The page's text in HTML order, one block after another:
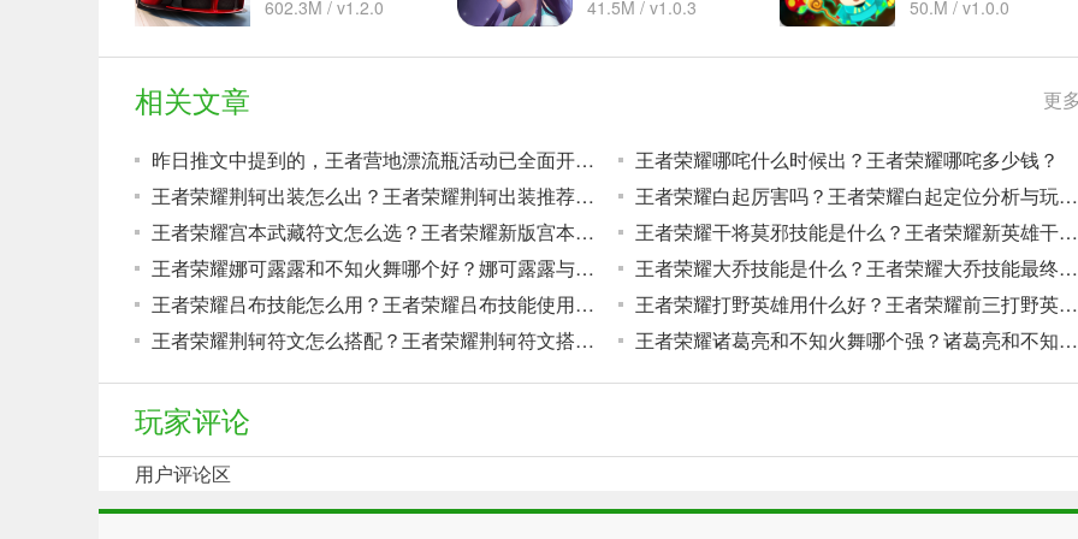
602.3M / v1.2.0 41.5M / v1.0.3 50.M / v1.0.0
相关文章 更
昨日推文中提到的，王者营地漂流瓶活动已全面开启！前往王者营地打捞必得的道具叫做什么王者荣耀5月3日每日一题答案
王者荣耀哪咤什么时候出？王者荣耀哪咤多少钱？
王者荣耀荆轲出装怎么出？王者荣耀荆轲出装推荐与思路分析
王者荣耀白起厉害吗？王者荣耀白起定位分析与玩法技巧分享
王者荣耀宫本武藏符文怎么选？王者荣耀新版宫本武藏符文选择推荐
王者荣耀干将莫邪技能是什么？王者荣耀新英雄干将莫邪技能解读分析
王者荣耀娜可露露和不知火舞哪个好？娜可露露与不知火舞全方位对比
王者荣耀大乔技能是什么？王者荣耀大乔技能最终版介绍与定位分析
王者荣耀吕布技能怎么用？王者荣耀吕布技能使用技巧与实战分析
王者荣耀打野英雄用什么好？王者荣耀前三打野英雄分析
王者荣耀荆轲符文怎么搭配？王者荣耀荆轲符文搭配推荐与分析
王者荣耀诸葛亮和不知火舞哪个强？诸葛亮和不知火舞英雄定位分析
玩家评论
用户评论区